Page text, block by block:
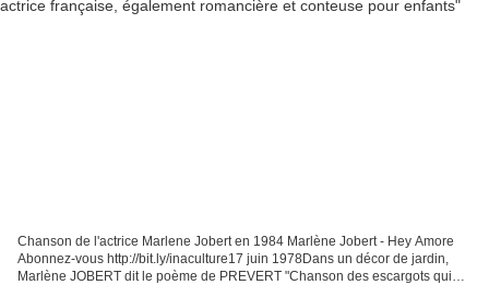
Chanson de l'actrice Marlene Jobert en 1984 Marlène Jobert - Hey Amore
Abonnez-vous http://bit.ly/inaculture17 juin 1978Dans un décor de jardin,
Marlène JOBERT dit le poème de PREVERT "Chanson des escargots qui